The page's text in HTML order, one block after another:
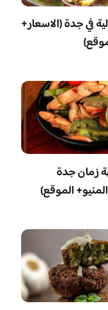
في جدة (الاسعار+
زمان جدة
الموقع)